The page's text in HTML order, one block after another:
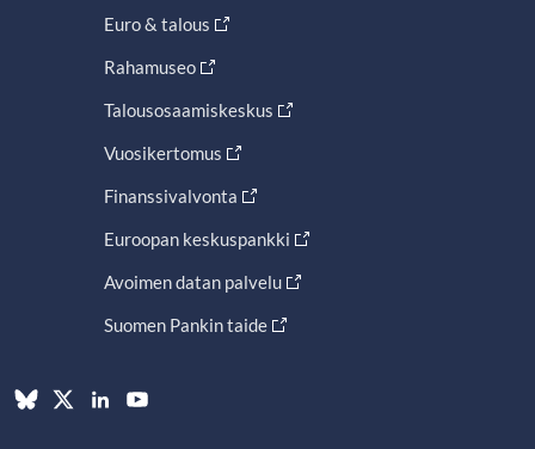
Euro & talous
Rahamuseo
Talousosaamiskeskus
Vuosikertomus
Finanssivalvonta
Euroopan keskuspankki
Avoimen datan palvelu
Suomen Pankin taide